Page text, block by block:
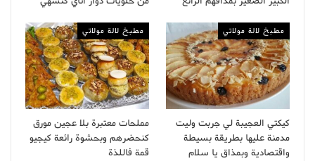
مطبخ لالة مولاتي
كيكتي العجيبة لي جربت وليت
مدمنة عليها بطريقة بسيطة
واقتصادية وبمذاق يا سلام
مطبخ لالة مولاتي
مملحات معتبرة بلا عجين مورق
كنحضرهم وبحشوة رائعة كيجيو
قمة فاللذة